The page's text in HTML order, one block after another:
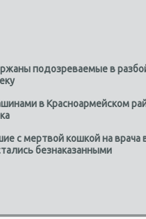
подозреваемые в
в Красноармейском
с мертвой кошкой на врача
безнаказанными